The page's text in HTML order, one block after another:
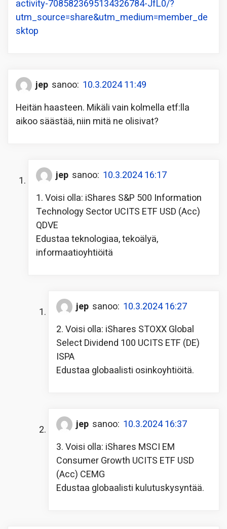
activity-7085823695134326784-JfL0/?
utm_source=share&utm_medium=member_de
sktop
jep sanoo: 10.3.2024 11:49
Heitän haasteen. Mikäli vain kolmella etf:lla
aikoo säästää, niin mitä ne olisivat?
jep sanoo: 10.3.2024 16:17
1. Voisi olla: iShares S&P 500 Information
Technology Sector UCITS ETF USD (Acc)
QDVE
Edustaa teknologiaa, tekoälyä,
informaatioyhtiöitä
jep sanoo: 10.3.2024 16:27
2. Voisi olla: iShares STOXX Global
Select Dividend 100 UCITS ETF (DE)
ISPA
Edustaa globaalisti osinkoyhtiöitä.
jep sanoo: 10.3.2024 16:37
3. Voisi olla: iShares MSCI EM
Consumer Growth UCITS ETF USD
(Acc) CEMG
Edustaa globaalisti kulutuskysyntää.